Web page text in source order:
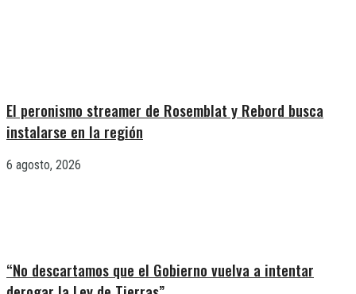
El peronismo streamer de Rosemblat y Rebord busca
instalarse en la región
6 agosto, 2026
“No descartamos que el Gobierno vuelva a intentar